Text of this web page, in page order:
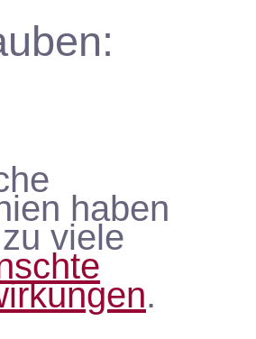
haben
viele
.